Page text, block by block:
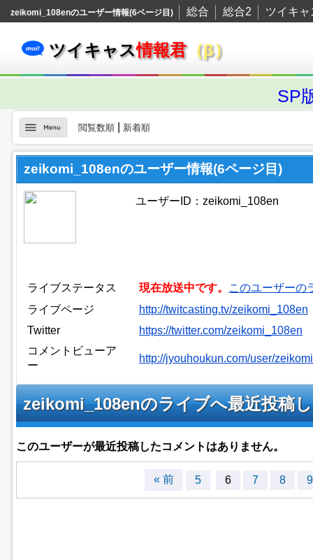
zeikomi_108enのユーザー情報(6ページ目) 総合 総合2 ツイキャ
ツイキャス情報君（β）
SP
閲覧数順| 新着順
zeikomi_108enのユーザー情報(6ページ目)
ユーザーID：zeikomi_108en
ライブステータス 現在放送中です。
このユーザーの
ライブページ
http://twitcasting.tv/zeikomi_108en
Twitter
https://twitter.com/zeikomi_108en
コメントビューア
ー
http://jyouhoukun.com/user/
zeikomi_108enのライブへ最近投稿
このユーザーが最近投稿したコメントはありません。
« 前 5 6 7 8 9